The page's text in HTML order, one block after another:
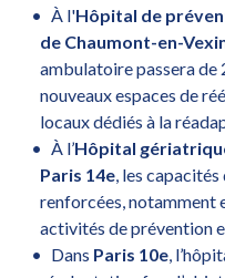
À l'Hôpital de
de Chaumont-en-
ambulatoire passera de
nouveaux espaces de
locaux dédiés à la
À l’Hôpital
Paris 14e , les
renforcées, notamment
activités de prévention
Dans Paris 10e ,